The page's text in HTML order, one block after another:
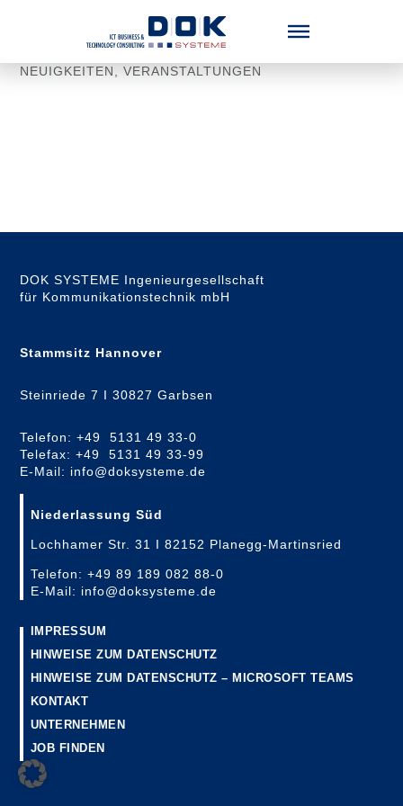
NEUIGKEITEN VERANSTALTUNGEN
DOK SYSTEME Ingenieurgesellschaft
für Kommunikationstechnik mbH
Stammsitz Hannover
Steinriede 7 I 30827 Garbsen
Telefon: +49 5131 49 33-0
Telefax: +49 5131 49 33-99
E-Mail: info@doksysteme.de
Niederlassung Süd
Lochhamer Str. 31 I 82152 Planegg-Martinsried
Telefon: +49 89 189 082 88-0
E-Mail: info@doksysteme.de
IMPRESSUM
HINWEISE ZUM DATENSCHUTZ
HINWEISE ZUM DATENSCHUTZ – MICROSOFT TEAMS
KONTAKT
UNTERNEHMEN
JOB FINDEN